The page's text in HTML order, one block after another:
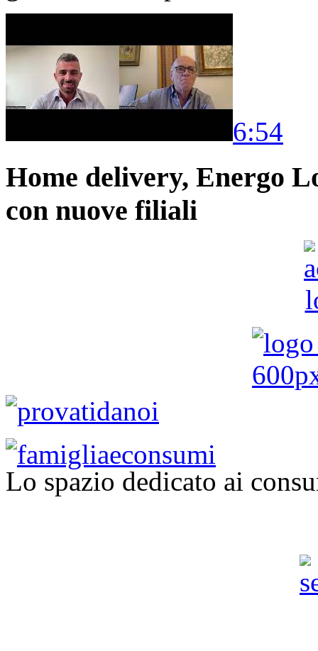
6:54
Home delivery, Energo
con nuove filiali
Lo spazio dedicato ai